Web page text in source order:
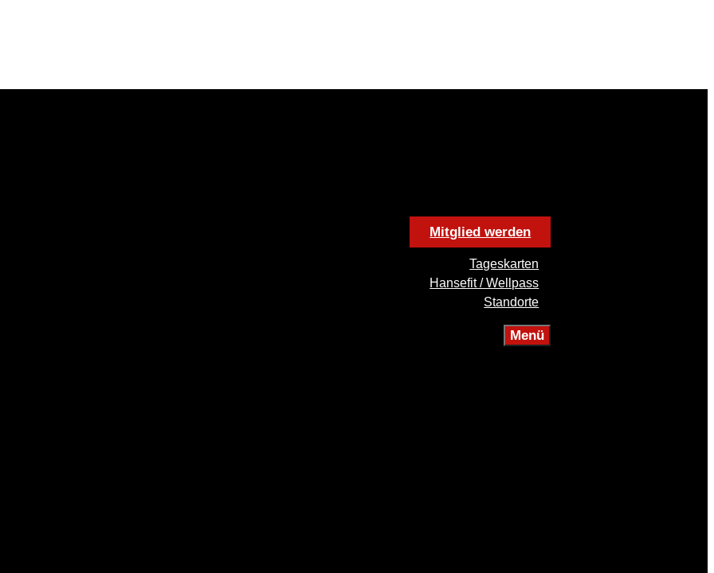
Mitglied werden
Tageskarten
Hansefit / Wellpass
Standorte
Menü